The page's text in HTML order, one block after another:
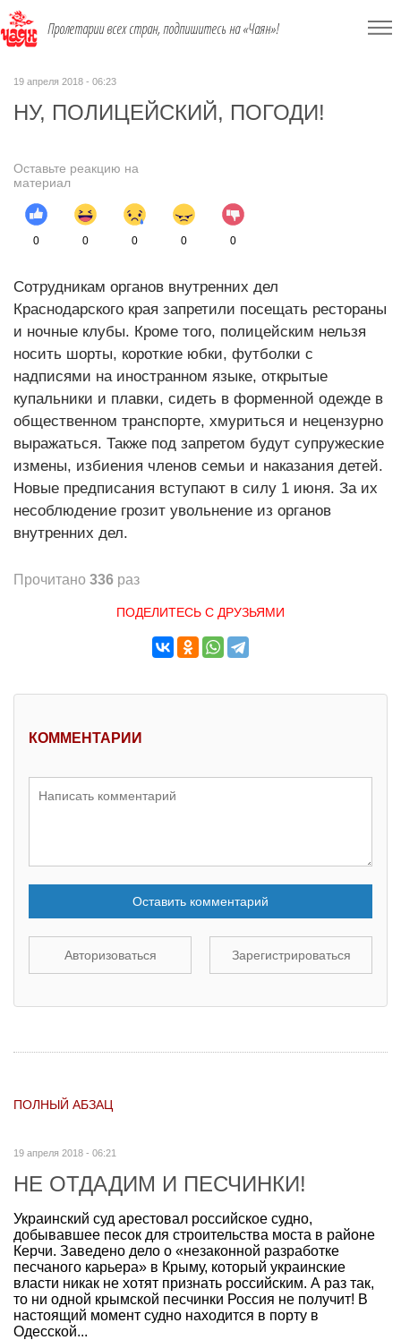
Пролетарии всех стран, подпишитесь на «Чаян»!
19 апреля 2018 - 06:23
НУ, ПОЛИЦЕЙСКИЙ, ПОГОДИ!
Оставьте реакцию на
материал
0 0 0 0 0
Сотрудникам органов внутренних дел
Краснодарского края запретили посещать рестораны
и ночные клубы. Кроме того, полицейским нельзя
носить шорты, короткие юбки, футболки с
надписями на иностранном языке, открытые
купальники и плавки, сидеть в форменной одежде в
общественном транспорте, хмуриться и нецензурно
выражаться. Также под запретом будут супружеские
измены, избиения членов семьи и наказания детей.
Новые предписания вступают в силу 1 июня. За их
несоблюдение грозит увольнение из органов
внутренних дел.
Прочитано 336 раз
ПОДЕЛИТЕСЬ С ДРУЗЬЯМИ
КОММЕНТАРИИ
Оставить комментарий
Авторизоваться Зарегистрироваться
ПОЛНЫЙ АБЗАЦ
19 апреля 2018 - 06:21
НЕ ОТДАДИМ И ПЕСЧИНКИ!
Украинский суд арестовал российское судно,
добывавшее песок для строительства моста в районе
Керчи. Заведено дело о «незаконной разработке
песчаного карьера» в Крыму, который украинские
власти никак не хотят признать российским. А раз так,
то ни одной крымской песчинки Россия не получит! В
настоящий момент судно находится в порту в
Одесской...